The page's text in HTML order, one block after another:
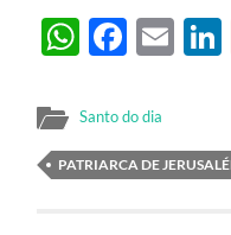
Santo do dia
PATRIARCA DE